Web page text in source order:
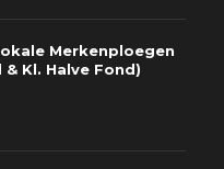
Merkenploegen
Kl. Halve Fond)